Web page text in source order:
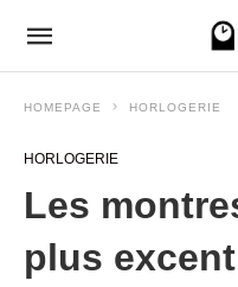
HOMEPAGE HORLOGERIE
HORLOGERIE
Les
plus